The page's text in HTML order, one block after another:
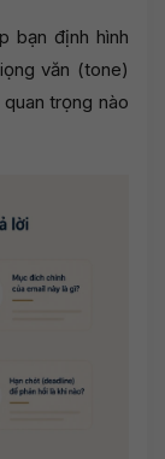
bạn định hình
văn (tone)
trọng nào